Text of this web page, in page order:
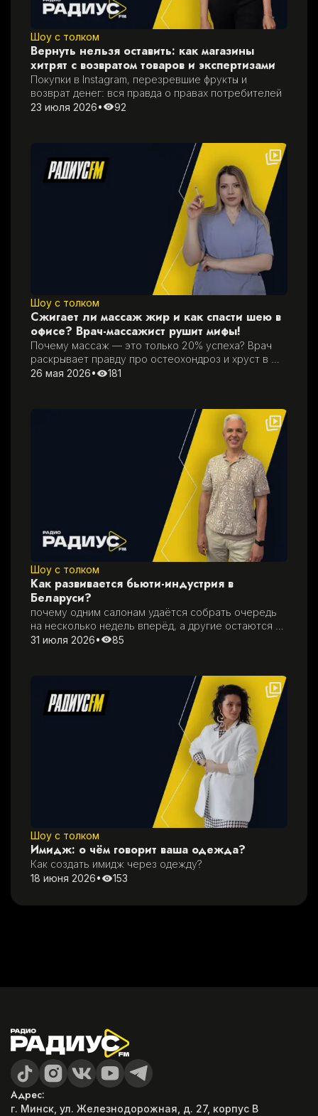
Шоу с толком
Вернуть нельзя оставить: как магазины
хитрят с возвратом товаров и экспертизами
Покупки в Instagram, перезревшие фрукты и
возврат денег: вся правда о правах потребителей
23 июля 2026• 92
Шоу с толком
Сжигает ли массаж жир и как спасти шею в
офисе? Врач-массажист рушит мифы!
Почему массаж — это только 20% успеха? Врач
раскрывает правду про остеохондроз и хруст в
шее
26 мая 2026• 181
Шоу с толком
Как развивается бьюти-индустрия в
Беларуси?
почему одним салонам удаётся собрать очередь
на несколько недель вперёд, а другие остаются
без клиентов
31 июля 2026• 85
Шоу с толком
Имидж: о чём говорит ваша одежда?
Как создать имидж через одежду?
18 июня 2026• 153
Адрес:
г. Минск, ул. Железнодорожная, д. 27, корпус B